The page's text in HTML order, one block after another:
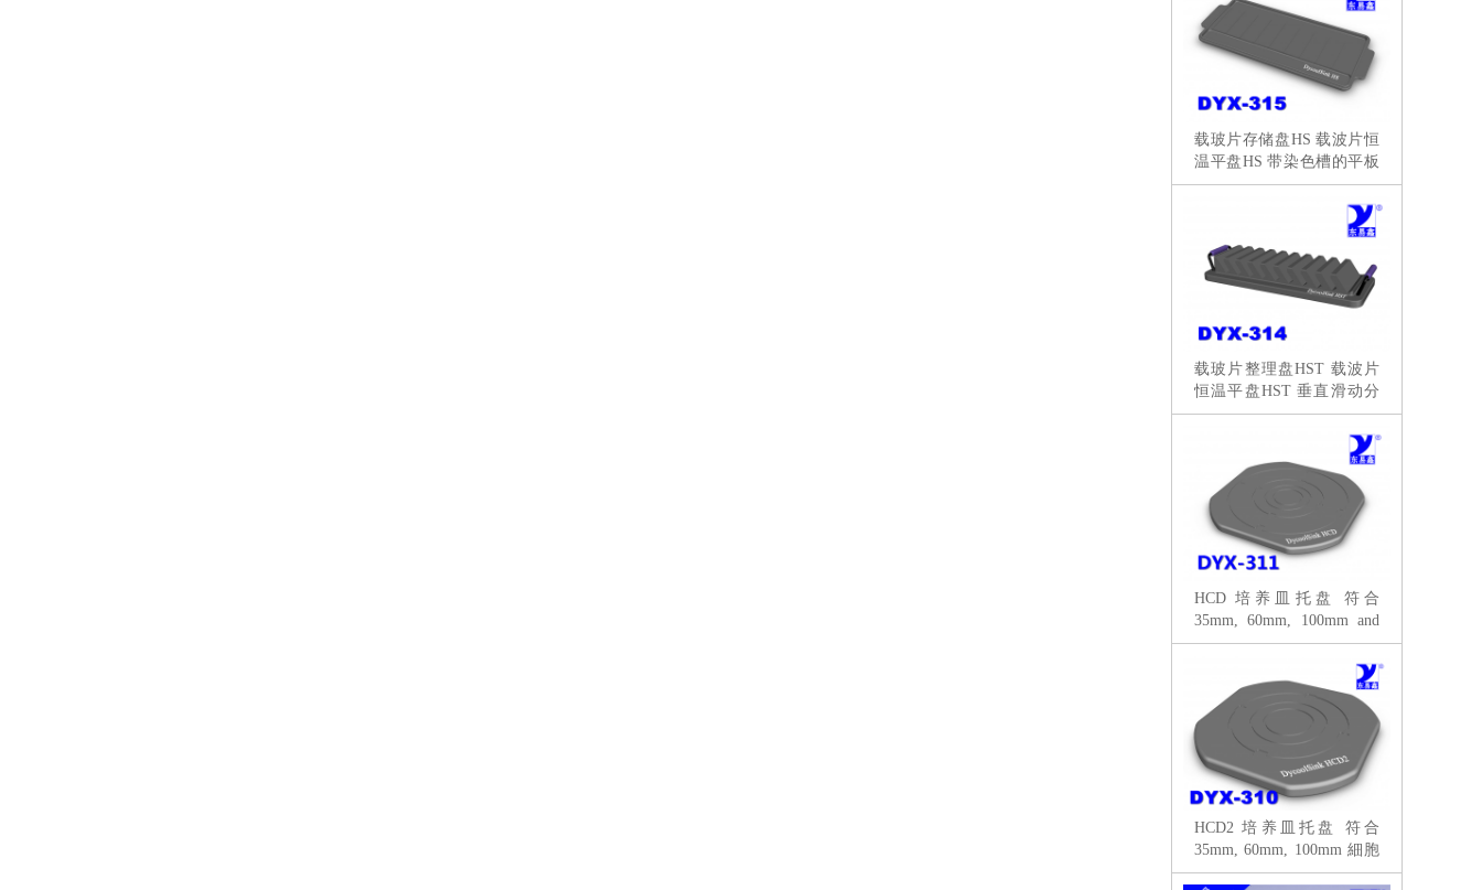
载玻片存储盘HS 载波片恒
温平盘HS 带染色槽的平板
分拣
载玻片整理盘HST 载波片
恒温平盘HST 垂直滑动分
拣
HCD 培养皿托盘 符合
35mm, 60mm, 100mm and
150mm 細胞培養皿
HCD2 培养皿托盘 符合
35mm, 60mm, 100mm 細胞
培養皿